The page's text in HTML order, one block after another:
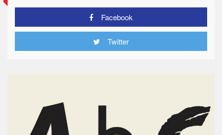
Facebook
Twitter